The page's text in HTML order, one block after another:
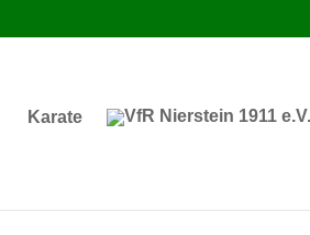
Karate